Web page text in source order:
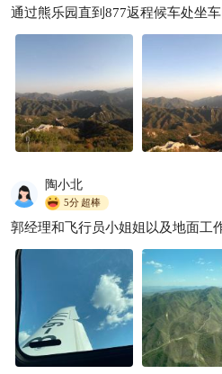
通过熊乐园直到877返程候车处坐
选择北八楼好汉坡看完后原路返回
后的长城比较陡峭，除体力好的外
一班是17点，一定要计划好时间
必须打车回家了
陶小北
5分超棒
郭经理和飞行员小姐姐以及地面工